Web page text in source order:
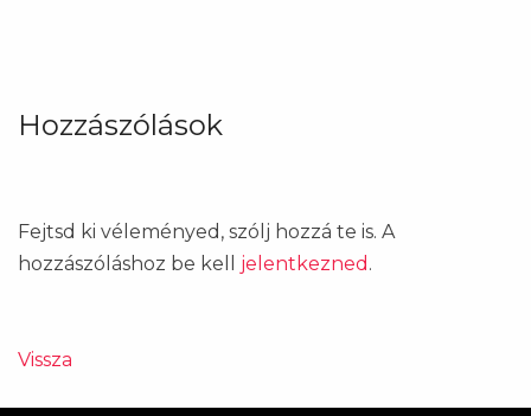
Hozzászólások
Fejtsd ki véleményed, szólj hozzá te is. A
hozzászóláshoz be kell jelentkezned .
Vissza